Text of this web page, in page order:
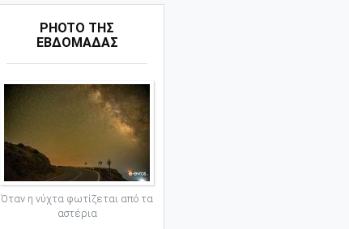
PHOTO ΤΗΣ
ΕΒΔΟΜΑΔΑΣ
Όταν η νύχτα φωτίζεται από τα
αστέρια